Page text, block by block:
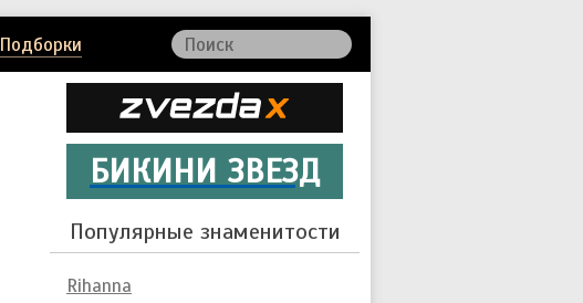
Подборки
БИКИНИ ЗВЕЗД
Популярные знаменитости
Rihanna